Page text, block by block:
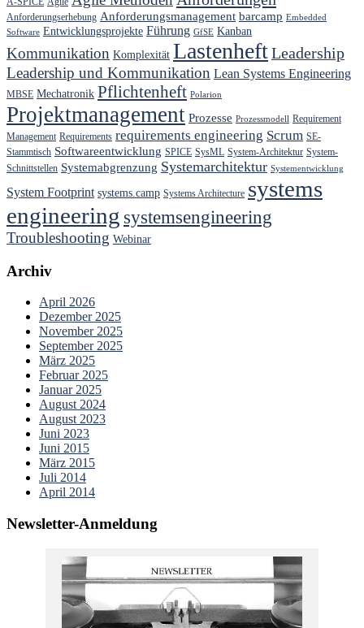
Anforderungserhebung Anforderungsmanagement barcamp Embedded
Software Entwicklungsprojekte Führung GfSE Kanban
Kommunikation Komplexität LastenheftLeadership
Leadership und Kommunikation Lean Systems Engineering
MBSE Mechatronik Pflichtenheft Polarion
Projektmanagement Prozesse Prozessmodell Requirement
Management Requirements requirements engineering Scrum SE-
Stammtisch Softwareentwicklung SPICE SysML System-Architektur System-
Schnittstellen Systemabgrenzung Systemarchitektur Systementwicklung
System Footprint systems.camp Systems Architecture systems
engineering systemsengineering
Troubleshooting Webinar
Archiv
April 2026
Dezember 2025
November 2025
September 2025
März 2025
Februar 2025
Januar 2025
August 2024
August 2023
Juni 2023
Juni 2015
März 2015
Juli 2014
April 2014
Newsletter-Anmeldung